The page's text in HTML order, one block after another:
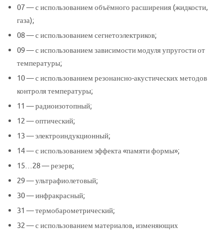
07 — с использованием объёмного расширения (жидкости,
газа);
08 — с использованием сегнетоэлектриков;
09 — с использованием зависимости модуля упругости от
температуры;
10 — с использованием резонансно-акустических методов
контроля температуры;
11 — радиоизотопный;
12 — оптический;
13 — электроиндукционный;
14 — с использованием эффекта «памяти формы»;
15…28 — резерв;
29 — ультрафиолетовый;
30 — инфракрасный;
31 — термобарометрический;
32 — с использованием материалов, изменяющих